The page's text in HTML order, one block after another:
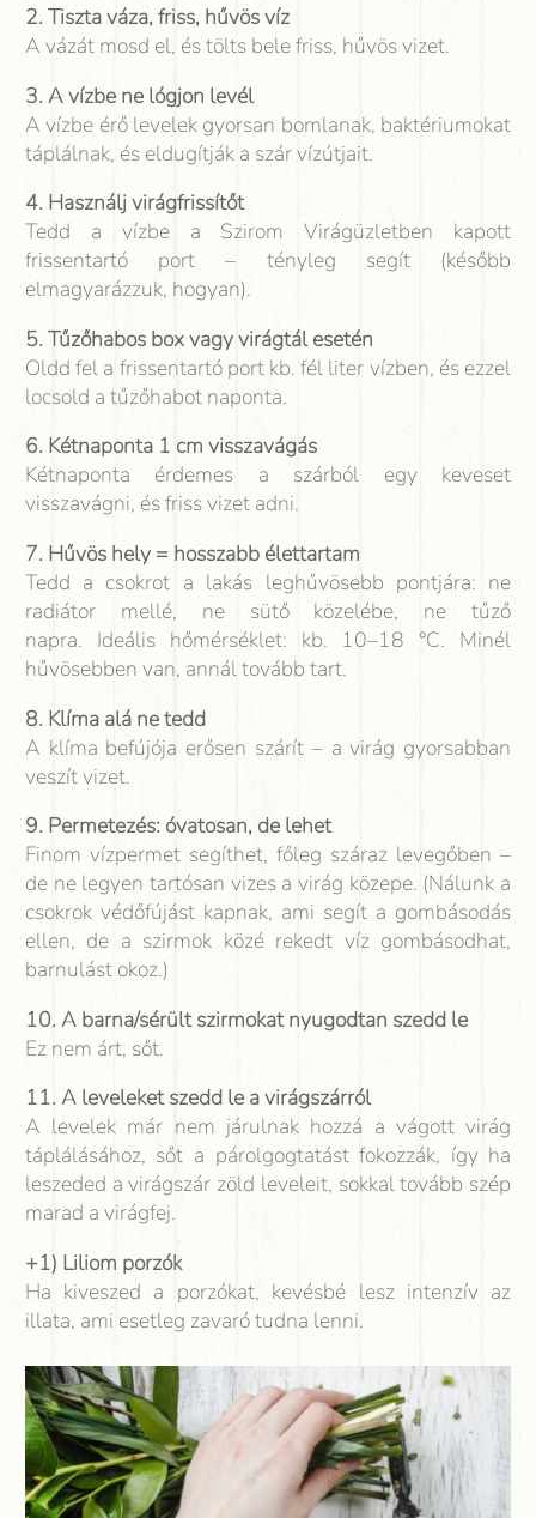
2. Tiszta váza, friss, hűvös víz
A vázát mosd el, és tölts bele friss, hűvös vizet.
3. A vízbe ne lógjon levél
A vízbe érő levelek gyorsan bomlanak, baktériumokat
táplálnak, és eldugítják a szár vízútjait.
4. Használj virágfrissítőt
Tedd a vízbe a Szirom Virágüzletben kapott
frissentartó port – tényleg segít (később
elmagyarázzuk, hogyan).
5. Tűzőhabos box vagy virágtál esetén
Oldd fel a frissentartó port kb. fél liter vízben, és ezzel
locsold a tűzőhabot naponta.
6. Kétnaponta 1 cm visszavágás
Kétnaponta érdemes a szárból egy keveset
visszavágni, és friss vizet adni.
7. Hűvös hely = hosszabb élettartam
Tedd a csokrot a lakás leghűvösebb pontjára: ne
radiátor mellé, ne sütő közelébe, ne tűző
napra. Ideális hőmérséklet: kb. 10–18 °C. Minél
hűvösebben van, annál tovább tart.
8. Klíma alá ne tedd
A klíma befújója erősen szárít – a virág gyorsabban
veszít vizet.
9. Permetezés: óvatosan, de lehet
Finom vízpermet segíthet, főleg száraz levegőben –
de ne legyen tartósan vizes a virág közepe. (Nálunk a
csokrok védőfújást kapnak, ami segít a gombásodás
ellen, de a szirmok közé rekedt víz gombásodhat,
barnulást okoz.)
10. A barna/sérült szirmokat nyugodtan szedd le
Ez nem árt, sőt.
11. A leveleket szedd le a virágszárról
A levelek már nem járulnak hozzá a vágott virág
táplálásához, sőt a párolgogtatást fokozzák, így ha
leszeded a virágszár zöld leveleit, sokkal tovább szép
marad a virágfej.
+1) Liliom porzók
Ha kiveszed a porzókat, kevésbé lesz intenzív az
illata, ami esetleg zavaró tudna lenni.